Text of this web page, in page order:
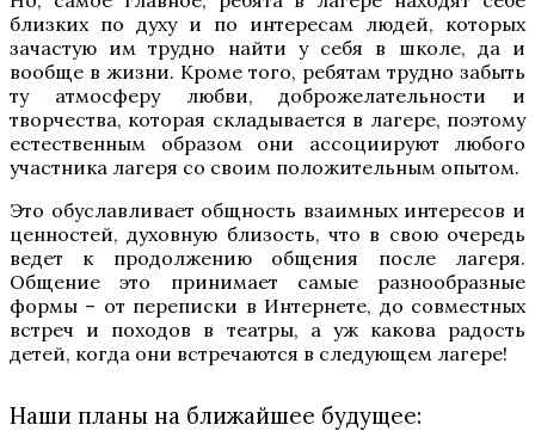
близких по духу и по интересам людей, которых
зачастую им трудно найти у себя в школе, да и
вообще в жизни. Кроме того, ребятам трудно забыть
ту атмосферу любви, доброжелательности и
творчества, которая складывается в лагере, поэтому
естественным образом они ассоциируют любого
участника лагеря со своим положительным опытом.
Это обуславливает общность взаимных интересов и
ценностей, духовную близость, что в свою очередь
ведет к продолжению общения после лагеря.
Общение это принимает самые разнообразные
формы – от переписки в Интернете, до совместных
встреч и походов в театры, а уж какова радость
детей, когда они встречаются в следующем лагере!
Наши планы на ближайшее будущее: